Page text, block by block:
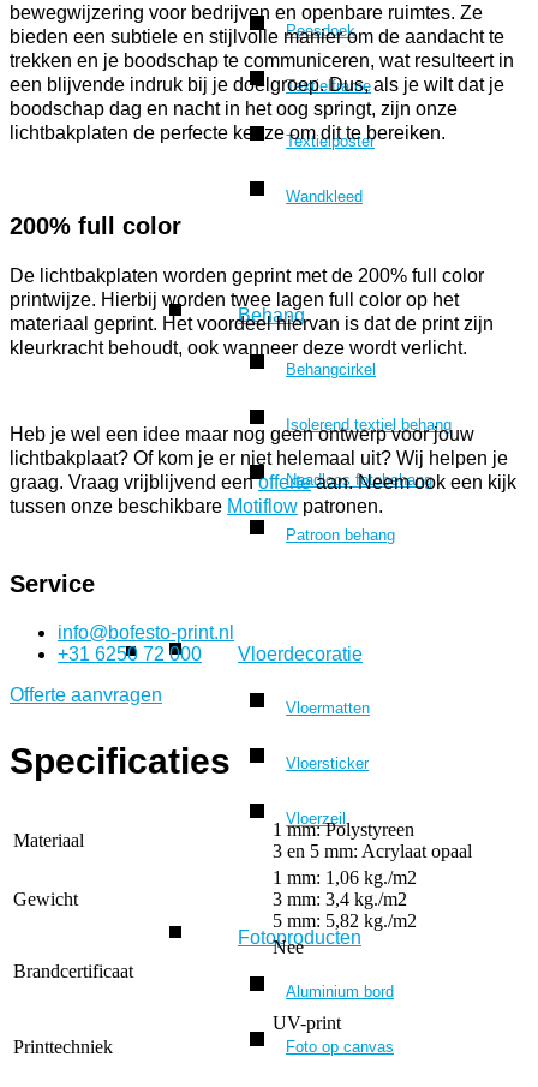
Peesdoek
Textielframe
Textielposter
Wandkleed
Behang
Behangcirkel
Isolerend textiel behang
Naadloos fotobehang
Patroon behang
Vloerdecoratie
Vloermatten
Vloersticker
Vloerzeil
Fotoproducten
Aluminium bord
Foto op canvas
bewegwijzering voor bedrijven en openbare ruimtes. Ze
bieden een subtiele en stijlvolle manier om de aandacht te
trekken en je boodschap te communiceren, wat resulteert in
een blijvende indruk bij je doelgroep. Dus, als je wilt dat je
boodschap dag en nacht in het oog springt, zijn onze
lichtbakplaten de perfecte keuze om dit te bereiken.
200% full color
De lichtbakplaten worden geprint met de 200% full color
printwijze. Hierbij worden twee lagen full color op het
materiaal geprint. Het voordeel hiervan is dat de print zijn
kleurkracht behoudt, ook wanneer deze wordt verlicht.
Heb je wel een idee maar nog geen ontwerp voor jouw
lichtbakplaat? Of kom je er niet helemaal uit? Wij helpen je
graag. Vraag vrijblijvend eenofferteaan. Neem ook een kijk
tussen onze beschikbare Motiflow patronen.
Service
info@bofesto-print.nl
+31 6250 72 000
Offerte aanvragen
Specificaties
Materiaal
1 mm: Polystyreen
3 en 5 mm: Acrylaat opaal
Gewicht
1 mm: 1,06 kg./m2
3 mm: 3,4 kg./m2
5 mm: 5,82 kg./m2
Brandcertificaat
Nee
Printtechniek
UV-print